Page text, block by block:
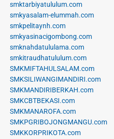
smktarbiyatululum.com
smkyasalam-elummah.com
smkpelitaynh.com
smkyasinacigombong.com
smknahdatululama.com
smkitraudhatululum.com
SMKMIFTAHULSALAM.com
SMKSILIWANGIMANDIRI.com
SMKMANDIRIBERKAH.com
SMKCBTBEKASI.com
SMKMANAROFA.com
SMKPGRIBOJONGMANGU.com
SMKKORPRIKOTA.com